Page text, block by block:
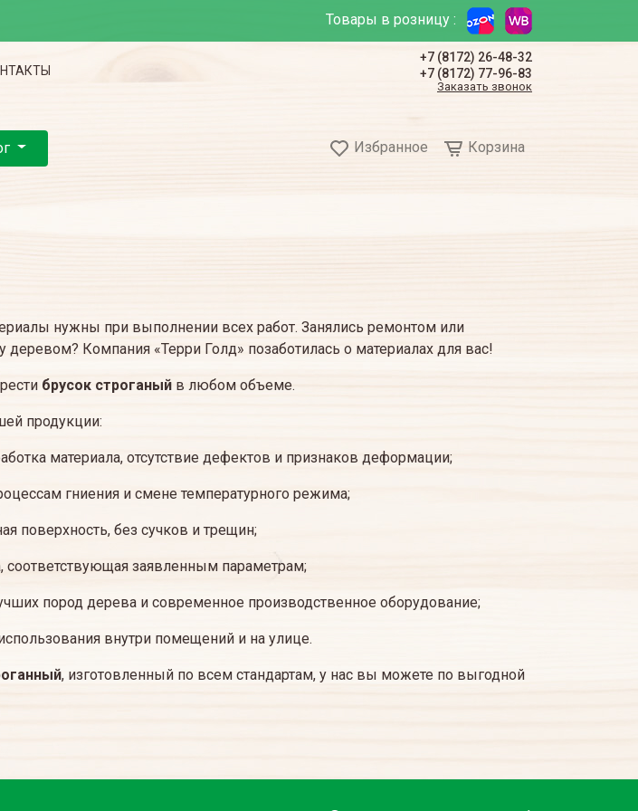
Товары в розницу :
+7 (8172) 26-48-32
+7 (8172) 77-96-83
Заказать звонок
Избранное Корзина
нужны при выполнении всех работ. Занялись ремонтом или
деревом? Компания «Терри Голд» позаботилась о материалах для вас!
брусок строганый в любом объеме.
продукции:
материала, отсутствие дефектов и признаков деформации;
гниения и смене температурного режима;
поверхность, без сучков и трещин;
соответствующая заявленным параметрам;
пород дерева и современное производственное оборудование;
внутри помещений и на улице.
, изготовленный по всем стандартам, у нас вы можете по выгодной